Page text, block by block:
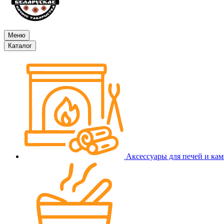
Меню
Каталог
Аксессуары для печей и